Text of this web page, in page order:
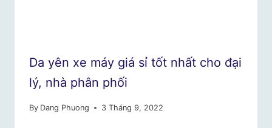
Da yên xe máy giá sỉ tốt nhất cho đại
lý, nhà phân phối
By Dang Phuong 3 Tháng 9, 2022